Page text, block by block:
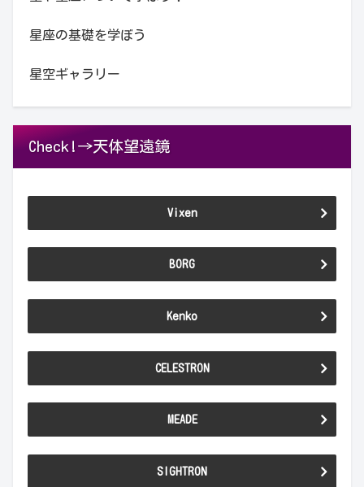
星座の基礎を学ぼう
星空ギャラリー
Check!→天体望遠鏡
Vixen
BORG
Kenko
CELESTRON
MEADE
SIGHTRON